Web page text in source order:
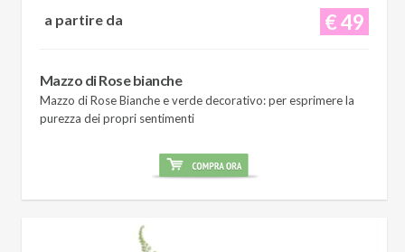
€ 49
a partire da
Mazzo di Rose bianche
Mazzo di Rose Bianche e verde decorativo: per esprimere la
purezza dei propri sentimenti